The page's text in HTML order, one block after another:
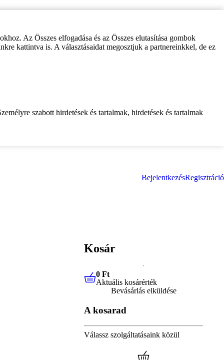
Az Összes elfogadása és az Összes elutasítása gombok
kattintva is. A választásaidat megosztjuk a partnereinkkel, de ez
szabott hirdetések és tartalmak, hirdetések és tartalmak
BejelentkezésRegisztráció
Kosár
0 FtAktuális kosárérték
0 Ft
Aktuális kosárérték
Bevásárlás elküldése
A kosarad
Válassz szolgáltatásaink közül